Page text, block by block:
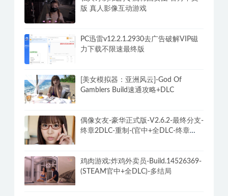
版 真人影像互动游戏
PC迅雷v12.2.1.2930去广告破解VIP磁
力下载不限速最终版
[美女模拟器：亚洲风云]-God Of
Gamblers Build速通攻略+DLC
偶像女友-豪华正式版-V2.6.2-最终分支-
终章2DLC-重制-(官中+全DLC-终章
鸡肉游戏:炸鸡外卖员-Build.14526369-
(STEAM官中+全DLC)-多结局